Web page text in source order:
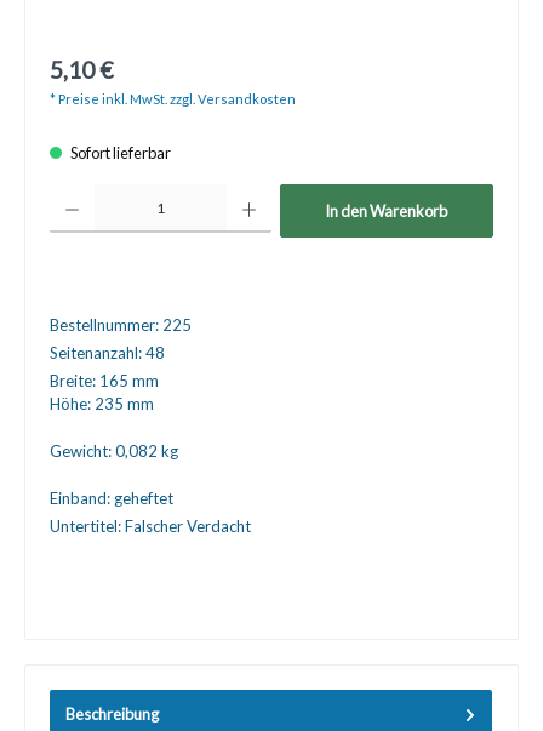
5,10 €
* Preise inkl. MwSt. zzgl. Versandkosten
Sofort lieferbar
In den Warenkorb
Bestellnummer: 225
Seitenanzahl:48
Breite: 165 mm
Höhe: 235 mm
Gewicht:0,082 kg
Einband: geheftet
Untertitel:Falscher Verdacht
Beschreibung